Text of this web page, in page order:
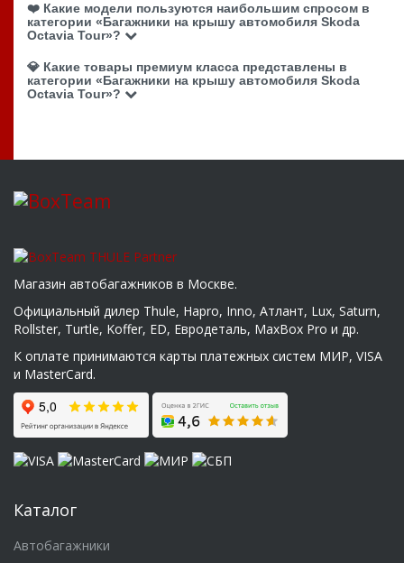
❤️ Какие модели пользуются наибольшим спросом в
категории «Багажники на крышу автомобиля Skoda
Octavia Tour»?
💎 Какие товары премиум класса представлены в
категории «Багажники на крышу автомобиля Skoda
Octavia Tour»?
Магазин автобагажников в Москве.
Официальный дилер Thule, Hapro, Inno, Атлант, Lux, Saturn,
Rollster, Turtle, Koffer, ED, Евродеталь, MaxBox Pro и др.
К оплате принимаются карты платежных систем МИР, VISA
и MasterCard.
Каталог
Автобагажники